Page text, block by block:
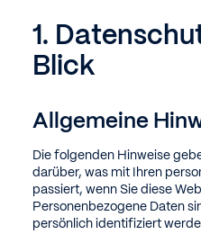
1.
Blick
Allgemeine
Die folgenden Hinweise
darüber, was mit Ihren
passiert, wenn Sie diese
Personenbezogene Daten
persönlich identifiziert